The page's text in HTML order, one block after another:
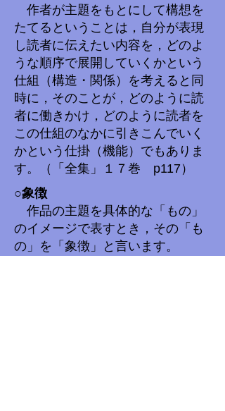
作者が主題をもとにして構想を
たてるということは，自分が表現
し読者に伝えたい内容を，どのよ
うな順序で展開していくかという
仕組（構造・関係）を考えると同
時に，そのことが，どのように読
者に働きかけ，どのように読者を
この仕組のなかに引きこんでいく
かという仕掛（機能）でもありま
す。（「全集」１７巻 p117）
○象徴
作品の主題を具体的な「もの」
のイメージで表すとき，その「も
の」を「象徴」と言います。